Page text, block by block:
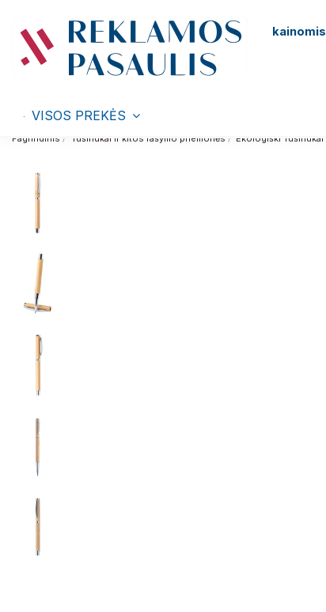
kainomis
VISOS PREKĖS
Pagrindinis Tušinukai ir kitos rašymo priemonės Ekologiški Tušinukai